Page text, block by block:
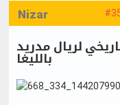
Nizar
لريال مدريد
بالليغا